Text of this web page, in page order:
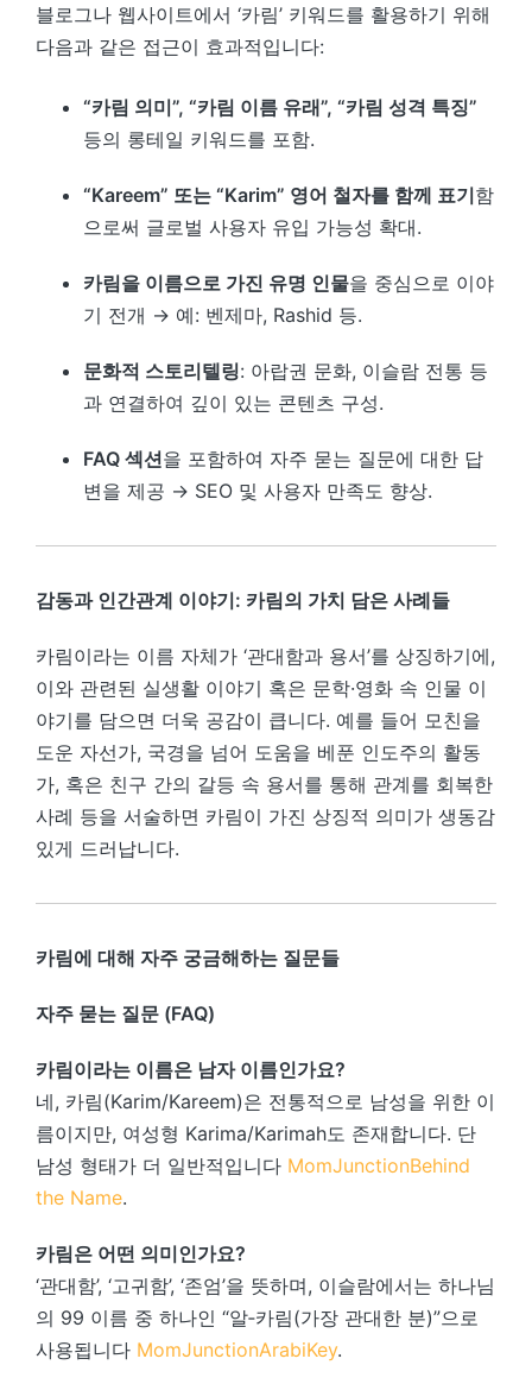
블로그나 웹사이트에서 ‘카림’ 키워드를 활용하기 위해
다음과 같은 접근이 효과적입니다:
“카림 의미”, “카림 이름 유래”, “카림 성격 특징”
등의 롱테일 키워드를 포함.
“Kareem” 또는 “Karim” 영어 철자를 함께 표기함
으로써 글로벌 사용자 유입 가능성 확대.
카림을 이름으로 가진 유명 인물을 중심으로 이야
기 전개 → 예: 벤제마, Rashid 등.
문화적 스토리텔링: 아랍권 문화, 이슬람 전통 등
과 연결하여 깊이 있는 콘텐츠 구성.
FAQ 섹션을 포함하여 자주 묻는 질문에 대한 답
변을 제공 → SEO 및 사용자 만족도 향상.
감동과 인간관계 이야기: 카림의 가치 담은 사례들
카림이라는 이름 자체가 ‘관대함과 용서’를 상징하기에,
이와 관련된 실생활 이야기 혹은 문학·영화 속 인물 이
야기를 담으면 더욱 공감이 큽니다. 예를 들어 모친을
도운 자선가, 국경을 넘어 도움을 베푼 인도주의 활동
가, 혹은 친구 간의 갈등 속 용서를 통해 관계를 회복한
사례 등을 서술하면 카림이 가진 상징적 의미가 생동감
있게 드러납니다.
카림에 대해 자주 궁금해하는 질문들
자주 묻는 질문 (FAQ)
카림이라는 이름은 남자 이름인가요?
네, 카림(Karim/Kareem)은 전통적으로 남성을 위한 이
름이지만, 여성형 Karima/Karimah도 존재합니다. 단
남성 형태가 더 일반적입니다 MomJunctionBehind
the Name.
카림은 어떤 의미인가요?
‘관대함’, ‘고귀함’, ‘존엄’을 뜻하며, 이슬람에서는 하나님
의 99 이름 중 하나인 “알‑카림(가장 관대한 분)”으로
사용됩니다 MomJunctionArabiKey.